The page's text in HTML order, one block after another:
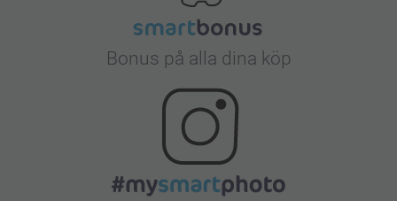
Bonus på alla dina köp